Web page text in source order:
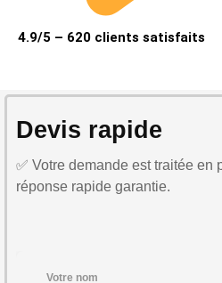
4.9/5 – 620 clients satisfaits
Devis rapide
✅ Votre demande est traitée en
réponse rapide garantie.
Votre nom